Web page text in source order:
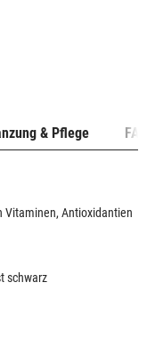
& Pflege
Vitaminen, Antioxidantien
schwarz